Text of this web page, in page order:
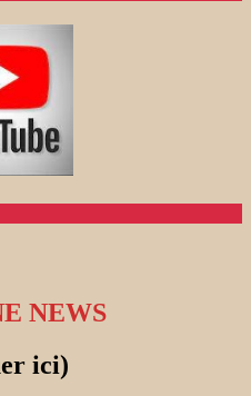
NEWS
ici)